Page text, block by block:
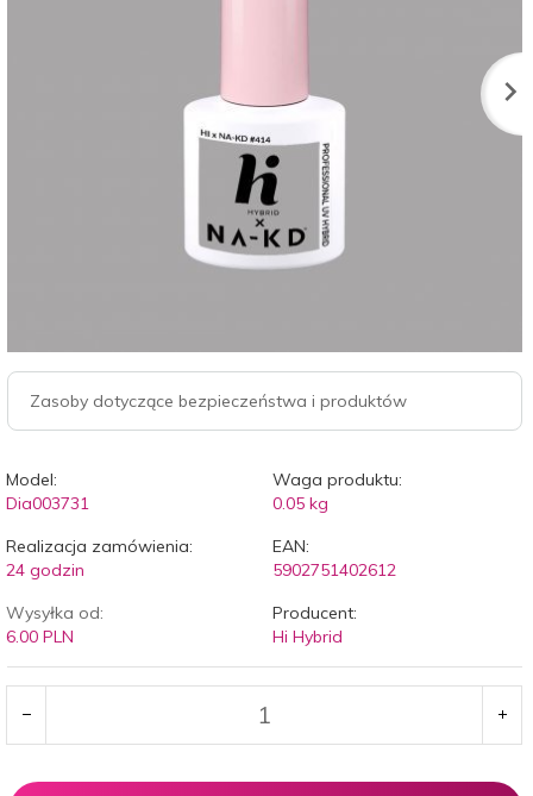
Zasoby dotyczące bezpieczeństwa i produktów
Model:
Dia003731
Waga produktu:
0.05 kg
Realizacja zamówienia:
24 godzin
EAN:
5902751402612
Wysyłka od:
6.00 PLN
Producent:
Hi Hybrid